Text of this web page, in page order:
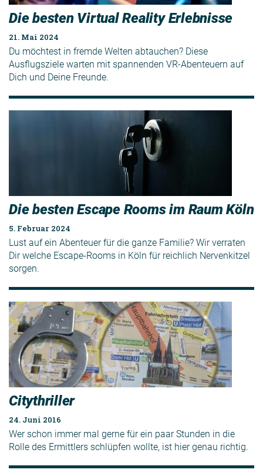
Die besten Virtual Reality Erlebnisse
21. Mai 2024
Du möchtest in fremde Welten abtauchen? Diese
Ausflugsziele warten mit spannenden VR-Abenteuern auf
Dich und Deine Freunde.
Die besten Escape Rooms im Raum Köln
5. Februar 2024
Lust auf ein Abenteuer für die ganze Familie? Wir verraten
Dir welche Escape-Rooms in Köln für reichlich Nervenkitzel
sorgen.
Citythriller
24. Juni 2016
Wer schon immer mal gerne für ein paar Stunden in die
Rolle des Ermittlers schlüpfen wollte, ist hier genau richtig.